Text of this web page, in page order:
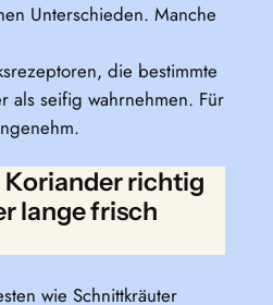
Unterschieden. Manche
die bestimmte
als seifig wahrnehmen. Für
Koriander richtig
lange frisch
wie Schnittkräuter